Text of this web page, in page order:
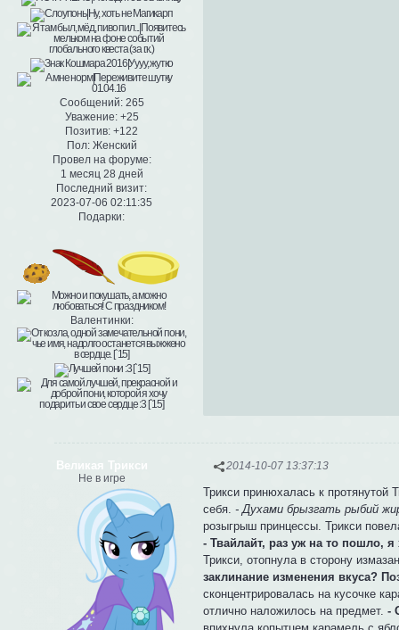
Сообщений:265
Уважение: +25
Позитив: +122
Пол:Женский
Провел на форуме:
1 месяц 28 дней
Последний визит:
2023-07-06 02:11:35
Подарки:
Валентинки:
2014-10-07 13:37:13
Великая Трикси
Не в игре
Трикси принюхалась к протянутой
себя.- Духами брызгать рыбий
розыгрыш принцессы. Трикси
- Твайлайт, раз уж на то пошло,
Трикси, отопнула в сторону
заклинание изменения вкуса?
сконцентрировалась на кусочке
отлично наложилось на предмет.-